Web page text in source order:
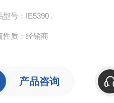
能精准：感应范围为1.5mm，
受金属种类影响。
大电压
型号：IE5390 .
性质：经销商
产品咨询